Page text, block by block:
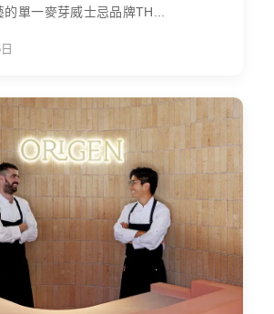
單一麥芽威士忌品牌TH...